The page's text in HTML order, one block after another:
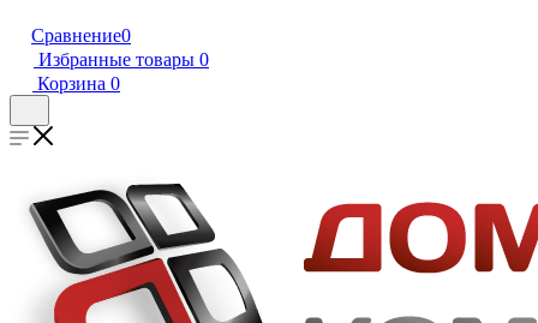
Сравнение0
Избранные товары 0
Корзина 0